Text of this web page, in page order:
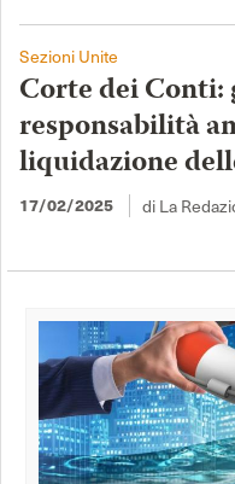
Sezioni Unite
Corte dei
responsabilità
liquidazione
17/02/2025 di La